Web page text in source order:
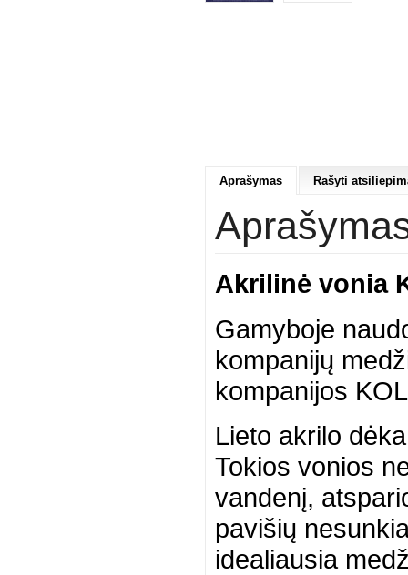
Aprašymas Rašyti
Akrilinė vonia
Gamyboje
kompanijų
kompanijos
Lieto akrilo
Tokios vonios
vandenį,
pavišių
idealiausia